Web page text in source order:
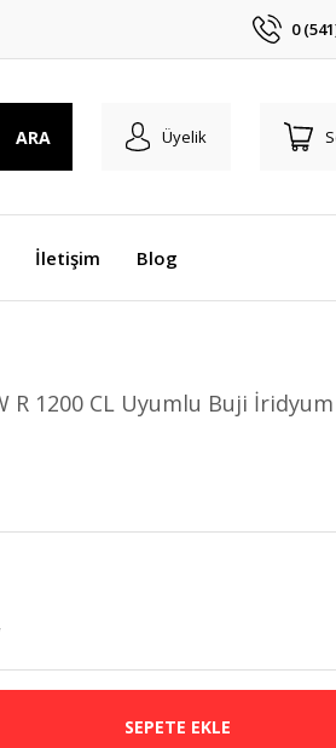
0
ARA Üyelik
İletişim Blog
R 1200 CL Uyumlu Buji
SEPETE EKLE